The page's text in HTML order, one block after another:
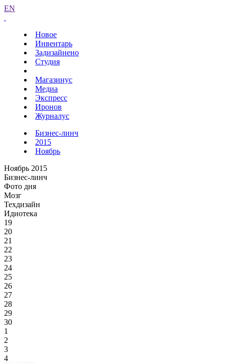
EN
Новое
Инвентарь
Задизайнено
Студия
Магазинус
Медиа
Экспресс
Иронов
Журналус
Бизнес-линч
2015
Ноябрь
Ноябрь 2015
Бизнес-линч
Фото дня
Мозг
Техдизайн
Идиотека
19
20
21
22
23
24
25
26
27
28
29
30
1
2
3
4